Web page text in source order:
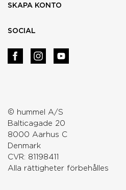
© hummel A/S
Balticagade 20
8000 Aarhus C
Denmark
CVR: 81198411
Alla rättigheter förbehålles
SKAPA KONTO
SOCIAL